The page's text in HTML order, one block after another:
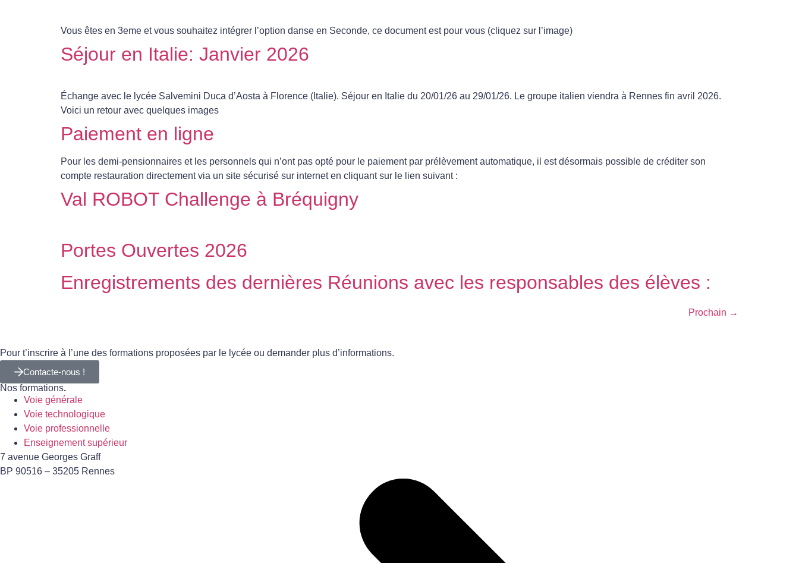
Vous êtes en 3eme et vous souhaitez intégrer l’option danse en Seconde, ce document est pour vous (cliquez sur l’image)
Séjour en Italie: Janvier 2026
Échange avec le lycée Salvemini Duca d’Aosta à Florence (Italie). Séjour en Italie du 20/01/26 au 29/01/26. Le groupe italien viendra à Rennes fin avril 2026.
Voici un retour avec quelques images
Paiement en ligne
Pour les demi-pensionnaires et les personnels qui n’ont pas opté pour le paiement par prélèvement automatique, il est désormais possible de créditer son
compte restauration directement via un site sécurisé sur internet en cliquant sur le lien suivant :
Val ROBOT Challenge à Bréquigny
Portes Ouvertes 2026
Enregistrements des dernières Réunions avec les responsables des élèves :
Prochain →
Pour t’inscrire à l’une des formations proposées par le lycée ou demander plus d’informations.
Contacte-nous !
Nos formations.
Voie générale
Voie technologique
Voie professionnelle
Enseignement supérieur
7 avenue Georges Graff
BP 90516 – 35205 Rennes